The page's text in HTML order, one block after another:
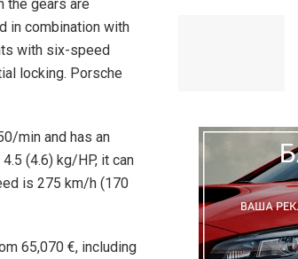
the gears are
in combination with
with six-speed
locking. Porsche
min and has an
(4.6) kg/HP, it can
is 275 km/h (170
65,070 €, including